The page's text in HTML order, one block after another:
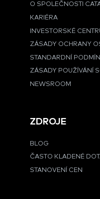
O SPOLEČNOSTI
KARIÉRA
INVESTORSKÉ
ZÁSADY OCHRANY
STANDARDNÍ
ZÁSADY POUŽÍVÁNÍ
NEWSROOM
ZDROJE
BLOG
ČASTO KLADENÉ
STANOVENÍ CEN